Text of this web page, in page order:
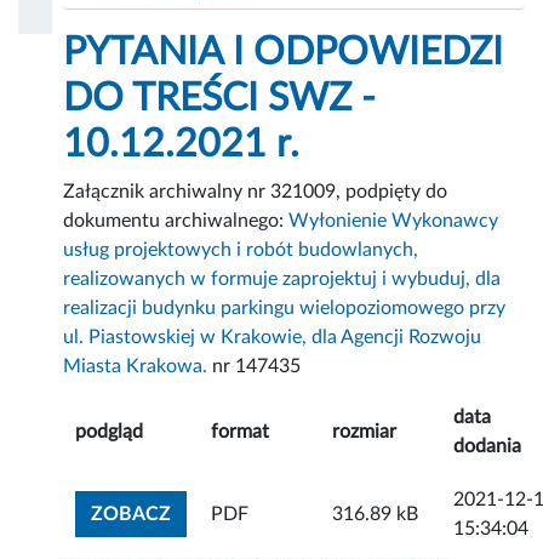
PYTANIA I ODPOWIEDZI
DO TREŚCI SWZ -
10.12.2021 r.
Załącznik archiwalny nr 321009, podpięty do
dokumentu archiwalnego:Wyłonienie Wykonawcy
usług projektowych i robót budowlanych,
realizowanych w formuje zaprojektuj i wybuduj, dla
realizacji budynku parkingu wielopoziomowego przy
ul. Piastowskiej w Krakowie, dla Agencji Rozwoju
Miasta Krakowa. nr 147435
podgląd format rozmiar
data
dodania
ZOBACZZOBACZ ZAŁĄCZNIK
PDF 316.89 kB
2021-12-
15:34:04